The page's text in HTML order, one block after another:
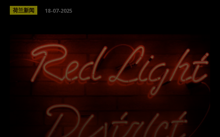
荷兰新闻 18-07-2025